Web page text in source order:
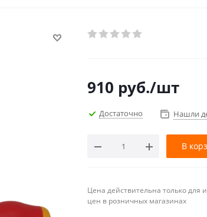
910 руб./шт
Достаточно Нашли
В
Цена действительна только для
цен в розничных магазинах